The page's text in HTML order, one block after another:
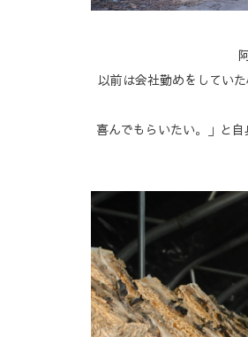
以前は会社勤めをしてい
喜んでもらいたい。」と